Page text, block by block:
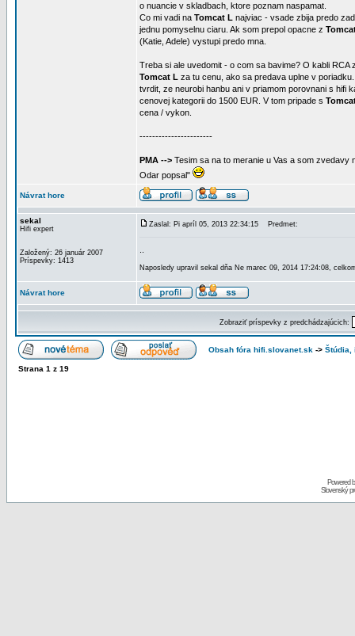
o nuancie v skladbach, ktore poznam naspamat.
Co mi vadi na Tomcat L najviac - vsade zbija predo
jednu pomyselnu ciaru. Ak som prepol opacne z
(Katie, Adele) vystupi predo mna.
Treba si ale uvedomit - o com sa bavime? O kabli RCA
Tomcat L za tu cenu, ako sa predava uplne v
tvrdit, ze neurobi hanbu ani v priamom porovnani s hifi
cenovej kategorii do 1500 EUR. V tom pripade s
cena / vykon.
-----------------------
PMA --> Tesim sa na to meranie u Vas a som
Odar popsal"
Návrat hore
sekal
Hifi expert
Založený: 26 január 2007
Príspevky: 1413
Zaslal: Pi apríl 05, 2013 22:34:15 Predmet:
Naposledy upravil sekal dňa Ne marec 09, 2014 17:24:08,
Návrat hore
Zobraziť príspevky z predchádzajúcich:
Obsah fóra hifi.slovanet.sk -> Štúdia,
Strana 1 z 19
Powered
Slovenský